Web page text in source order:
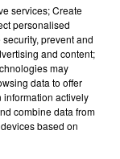
services; Create
personalised
prevent and
and content;
may
data to offer
information actively
combine data from
based on